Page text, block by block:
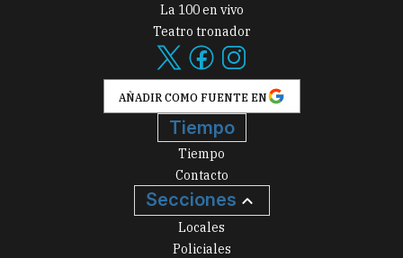
La 100 en vivo
Teatro tronador
AÑADIR COMO FUENTE EN
Tiempo
Tiempo
Contacto
Secciones
Locales
Policiales